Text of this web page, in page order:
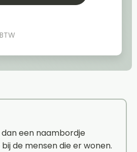
een naambordje
de mensen die er wonen.